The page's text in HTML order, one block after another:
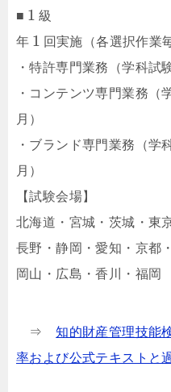
■ 1 級
年 1 回実施（各選択作業
・特許専門業務（学科試
・コンテンツ専門業務（
月）
・ブランド専門業務（学
月）
【試験会場】
北海道・宮城・茨城・東
長野・静岡・愛知・京都
岡山・広島・香川・福
⇒知的財産管理技能
率および公式テキストと